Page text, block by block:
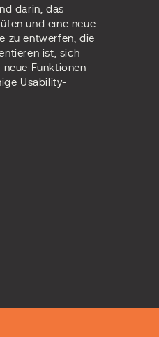
darin, das
und eine neue
zu entwerfen, die
ist, sich
Funktionen
Usability-